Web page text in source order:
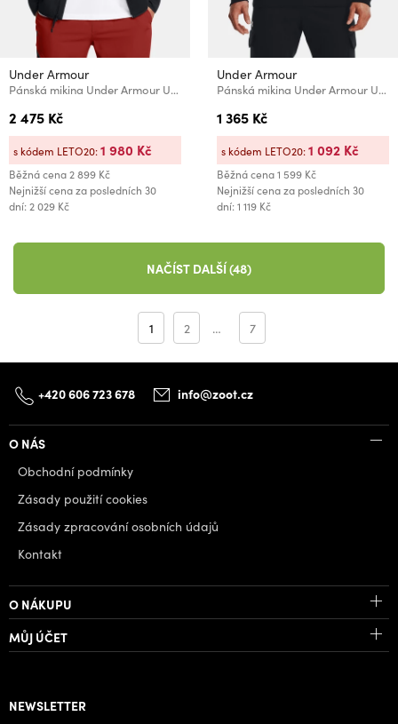
Under Armour
Pánská mikina Under Armour UA Unstoppable Flc FZ HD EU
2 475 Kč
Běžná cena2 899 Kč
Nejnižší cena za posledních 30
dní: 2 029 Kč
s kódem LETO20:1 980 Kč
Under Armour
Pánská mikina Under Armour UA Rival Fleece Hoodie
1 365 Kč
Běžná cena1 599 Kč
Nejnižší cena za posledních 30
dní: 1 119 Kč
s kódem LETO20:1 092 Kč
NAČÍST DALŠÍ (48)
1 2 … 7
+420 606 723 678 info@zoot.cz
O NÁS
Obchodní podmínky
Zásady použití cookies
Zásady zpracování osobních údajů
Kontakt
O NÁKUPU
MŮJ ÚČET
NEWSLETTER